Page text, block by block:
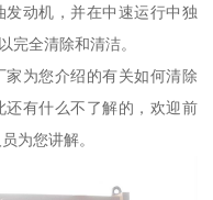
动机，并在中速运行中独
完全清除和清洁。
家为您介绍的有关如何清除
有什么不了解的，欢迎前
为您讲解。